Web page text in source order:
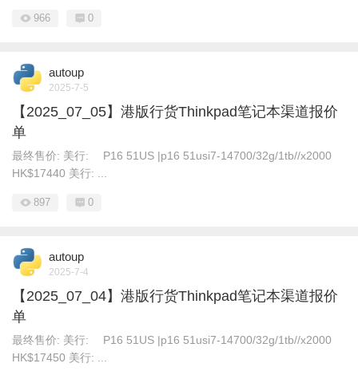
966 0
autoup
2025-7-5
【2025_07_05】港版行货Thinkpad笔记本渠道报价
单
最终售价: 美行: P16 51US |p16 51usi7-14700/32g/1tb//x2000
HK$17440 美行: ...
897 0
autoup
2025-7-4
【2025_07_04】港版行货Thinkpad笔记本渠道报价
单
最终售价: 美行: P16 51US |p16 51usi7-14700/32g/1tb//x2000
HK$17450 美行: ...